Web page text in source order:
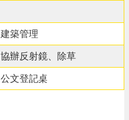
建築管理
協辦反射鏡、除草
公文登記桌